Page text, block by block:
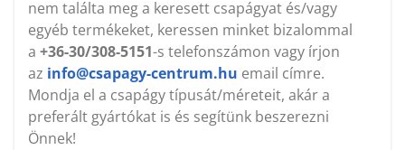
nem találta meg a keresett csapágyat és/vagy
egyéb termékeket, keressen minket bizalommal
a +36-30/308-5151-s telefonszámon vagy írjon
az info@csapagy-centrum.hu email címre.
Mondja el a csapágy típusát/méreteit, akár a
preferált gyártókat is és segítünk beszerezni
Önnek!